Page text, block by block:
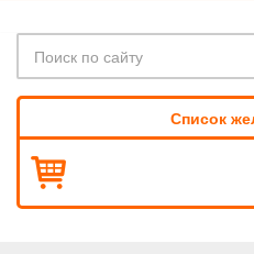
Список